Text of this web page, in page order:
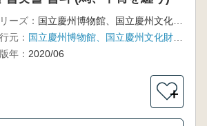
ーズ：
国立慶州博物館、国立慶州文化財研究所共同企画特別展
元：
国立慶州博物館、国立慶州文化財研究所
年： 2020/06
＋